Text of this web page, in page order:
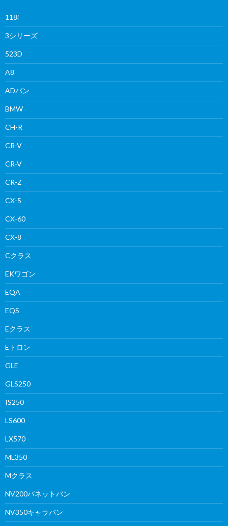
118i
3シリーズ
523D
A8
ADバン
BMW
CH-R
CR-V
CR-V
CR-Z
CX-5
CX-60
CX-8
Cクラス
EKワゴン
EQA
EQS
Eクラス
Eトロン
GLE
GLS250
IS250
LS600
LX570
ML350
Mクラス
NV200バネットバン
NV350キャラバン